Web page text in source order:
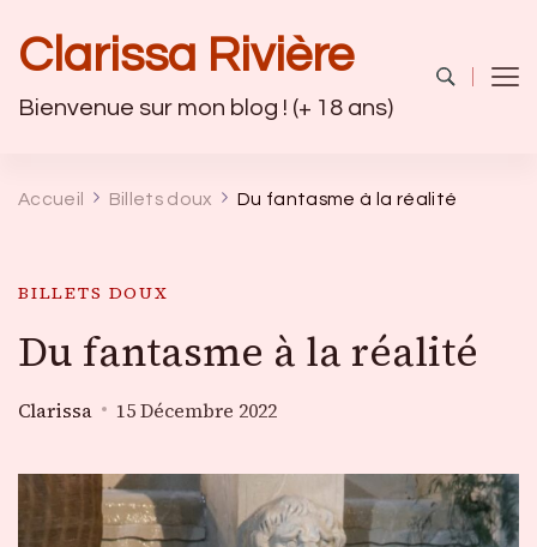
Clarissa Rivière
Bienvenue sur mon blog ! (+ 18 ans)
Accueil Billets doux Du fantasme à la réalité
BILLETS DOUX
Du fantasme à la réalité
Clarissa 15 Décembre 2022